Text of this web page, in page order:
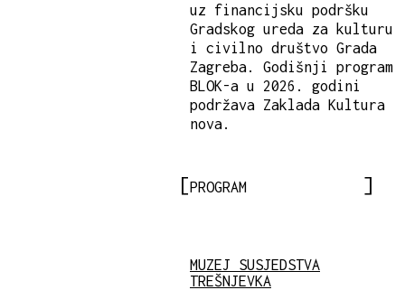
uz financijsku podršku
Gradskog ureda za kulturu
i civilno društvo Grada
Zagreba. Godišnji program
BLOK-a u 2026. godini
podržava Zaklada Kultura
nova.
PROGRAM
MUZEJ SUSJEDSTVA
TREŠNJEVKA